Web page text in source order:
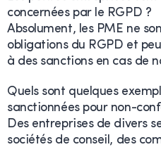
concernées par le RGPD ?
Absolument, les PME ne
obligations du RGPD et
à des sanctions en cas de
Quels sont quelques
sanctionnées pour non-
Des entreprises de divers
sociétés de conseil, des